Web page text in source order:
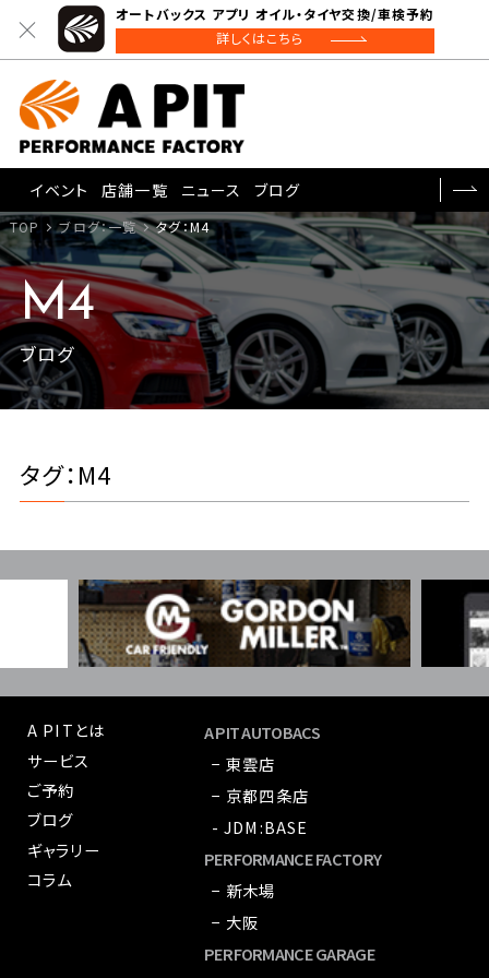
オートバックス アプリ オイル・タイヤ交換/車検予約
詳しくはこちら
イベント 店舗一覧 ニュース ブログ
TOP ブログ：一覧 タグ：M4
M4
ブログ
タグ：M4
A PITとは
サービス
ご予約
ブログ
ギャラリー
コラム
A PIT AUTOBACS
− 東雲店
− 京都四条店
- JDM:BASE
PERFORMANCE FACTORY
− 新木場
− 大阪
PERFORMANCE GARAGE